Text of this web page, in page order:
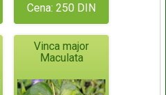
Cena: 250 DIN
Vinca major
Maculata